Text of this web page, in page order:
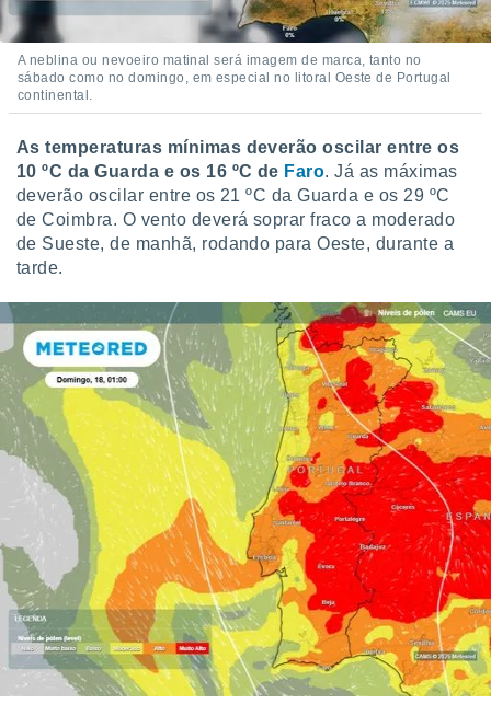
A neblina ou nevoeiro matinal será imagem de marca, tanto no
sábado como no domingo, em especial no litoral Oeste de Portugal
continental.
As temperaturas mínimas deverão oscilar entre os
10 ºC da Guarda e os 16 ºC de Faro. Já as máximas
deverão oscilar entre os 21 ºC da Guarda e os 29 ºC
de Coimbra. O vento deverá soprar fraco a moderado
de Sueste, de manhã, rodando para Oeste, durante a
tarde.